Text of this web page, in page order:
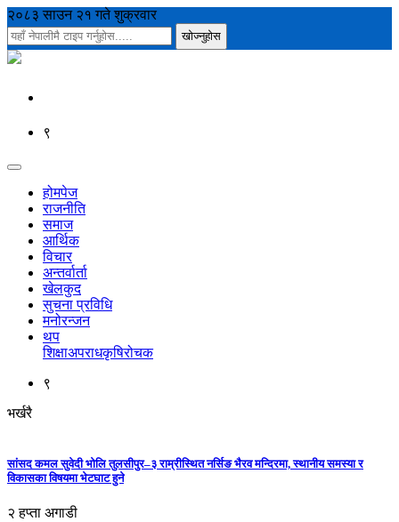
२०८३ साउन २१ गते शुक्रवार
९
होमपेज
राजनीति
समाज
आर्थिक
विचार
अन्तर्वार्ता
खेलकुद
सुचना प्रविधि
मनोरन्जन
थप
शिक्षाअपराधकृषिरोचक
९
भर्खरै
सांसद कमल सुवेदी भोलि तुलसीपुर–३ राम्रीस्थित नर्सिङ भैरव मन्दिरमा, स्थानीय समस्या र
विकासका विषयमा भेटघाट हुने
२ हप्ता अगाडी